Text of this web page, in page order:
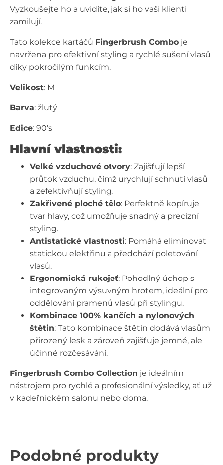
Vyzkoušejte ho a uvidíte, jak si ho vaši klienti
zamilují.
Tato kolekce kartáčů Fingerbrush Combo je
navržena pro efektivní styling a rychlé sušení vlasů
díky pokročilým funkcím.
Velikost: M
Barva: žlutý
Edice: 90's
Hlavní vlastnosti:
Velké vzduchové otvory: Zajišťují lepší
průtok vzduchu, čímž urychlují schnutí vlasů
a zefektivňují styling.
Zakřivené ploché tělo: Perfektně kopíruje
tvar hlavy, což umožňuje snadný a precizní
styling.
Antistatické vlastnosti: Pomáhá eliminovat
statickou elektřinu a předchází poletování
vlasů.
Ergonomická rukojeť: Pohodlný úchop s
integrovaným výsuvným hrotem, ideální pro
oddělování pramenů vlasů při stylingu.
Kombinace 100% kančích a nylonových
štětin: Tato kombinace štětin dodává vlasům
přirozený lesk a zároveň zajišťuje jemné, ale
účinné rozčesávání.
Fingerbrush Combo Collection je ideálním
nástrojem pro rychlé a profesionální výsledky, ať už
v kadeřnickém salonu nebo doma.
Podobné produkty